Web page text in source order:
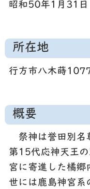
昭和50年1月31日
所在地
行方市八木蒔
概要
祭神は誉田別名
第15代応神天王
宮に寄進した橘郷
世には鹿島神宮系